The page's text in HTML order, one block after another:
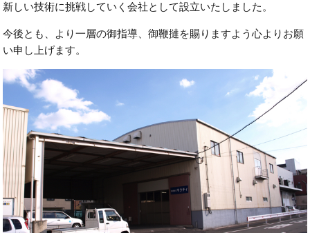
新しい技術に挑戦していく会社として設立いたしました。
今後とも、より一層の御指導、御鞭撻を賜りますよう心よりお願
い申し上げます。